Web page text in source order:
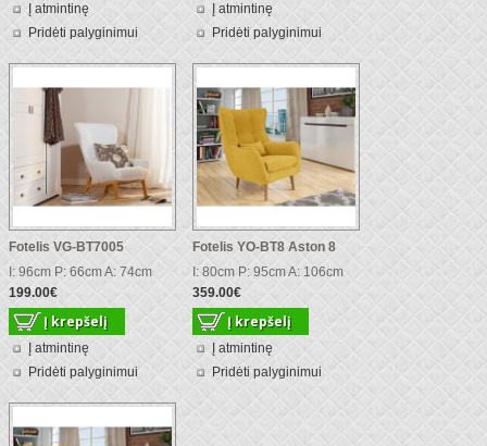
Į atmintinę
Pridėti palyginimui
Į atmintinę
Pridėti palyginimui
Fotelis VG-BT7005
I: 96cm P: 66cm A: 74cm
199.00€
Į atmintinę
Pridėti palyginimui
Fotelis YO-BT8 Aston 8
I: 80cm P: 95cm A: 106cm
359.00€
Į atmintinę
Pridėti palyginimui